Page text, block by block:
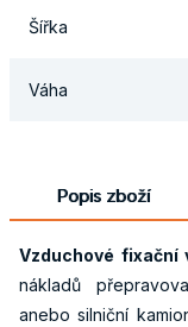
Šířka
Váha
Popis zboží
Vzduchové fixační
nákladů
anebo silniční